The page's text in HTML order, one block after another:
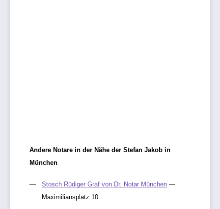
Andere Notare in der Nähe der Stefan Jakob in
München
Stosch Rüdiger Graf von Dr. Notar München —
Maximiliansplatz 10